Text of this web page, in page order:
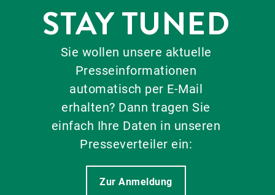
STAY TUNED
Sie wollen unsere aktuelle
Presseinformationen
automatisch per E-Mail
erhalten? Dann tragen Sie
einfach Ihre Daten in unseren
Presseverteiler ein:
Zur Anmeldung